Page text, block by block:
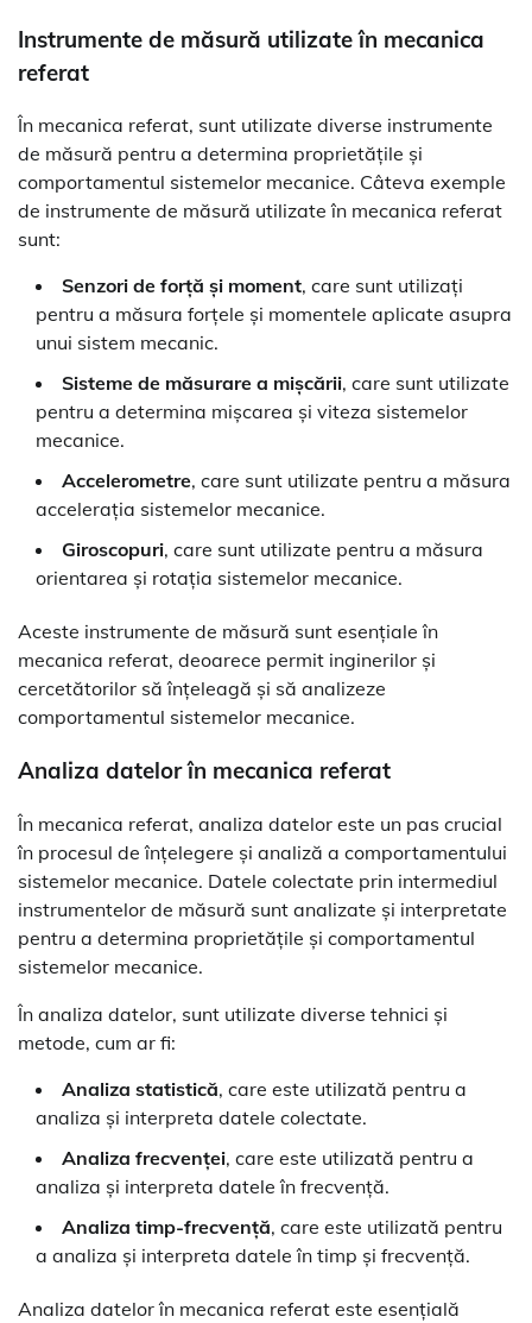
Instrumente de măsură utilizate în mecanica
referat
În mecanica referat, sunt utilizate diverse instrumente
de măsură pentru a determina proprietățile și
comportamentul sistemelor mecanice. Câteva exemple
de instrumente de măsură utilizate în mecanica referat
sunt:
Senzori de forță și moment, care sunt utilizați
pentru a măsura forțele și momentele aplicate asupra
unui sistem mecanic.
Sisteme de măsurare a mișcării, care sunt utilizate
pentru a determina mișcarea și viteza sistemelor
mecanice.
Accelerometre, care sunt utilizate pentru a măsura
accelerația sistemelor mecanice.
Giroscopuri, care sunt utilizate pentru a măsura
orientarea și rotația sistemelor mecanice.
Aceste instrumente de măsură sunt esențiale în
mecanica referat, deoarece permit inginerilor și
cercetătorilor să înțeleagă și să analizeze
comportamentul sistemelor mecanice.
Analiza datelor în mecanica referat
În mecanica referat, analiza datelor este un pas crucial
în procesul de înțelegere și analiză a comportamentului
sistemelor mecanice. Datele colectate prin intermediul
instrumentelor de măsură sunt analizate și interpretate
pentru a determina proprietățile și comportamentul
sistemelor mecanice.
În analiza datelor, sunt utilizate diverse tehnici și
metode, cum ar fi:
Analiza statistică, care este utilizată pentru a
analiza și interpreta datele colectate.
Analiza frecvenței, care este utilizată pentru a
analiza și interpreta datele în frecvență.
Analiza timp-frecvență, care este utilizată pentru
a analiza și interpreta datele în timp și frecvență.
Analiza datelor în mecanica referat este esențială